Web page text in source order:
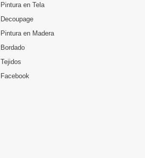
Pintura en Tela
Decoupage
Pintura en Madera
Bordado
Tejidos
Facebook